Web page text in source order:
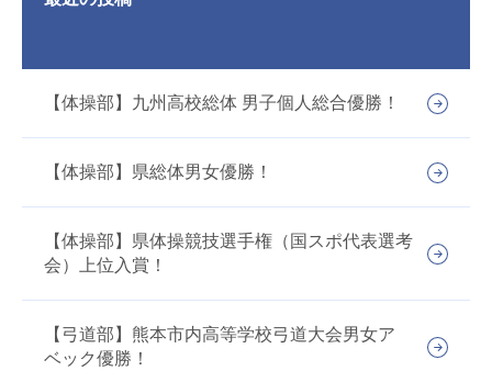
【体操部】九州高校総体 男子個人総合優勝！
【体操部】県総体男女優勝！
【体操部】県体操競技選手権（国スポ代表選考
会）上位入賞！
【弓道部】熊本市内高等学校弓道大会男女ア
ベック優勝！